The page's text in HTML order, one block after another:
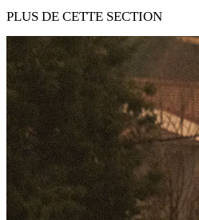
PLUS DE CETTE SECTION